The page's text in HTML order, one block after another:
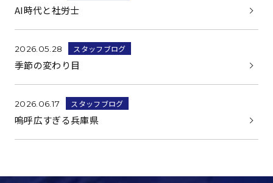
AI時代と社労士
2026.05.28 スタッフブログ
季節の変わり目
2026.06.17 スタッフブログ
嗚呼広すぎる兵庫県